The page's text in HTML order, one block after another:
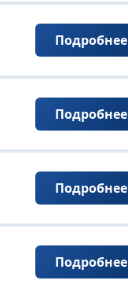
Подробнее
Подробнее
Подробнее
Подробнее